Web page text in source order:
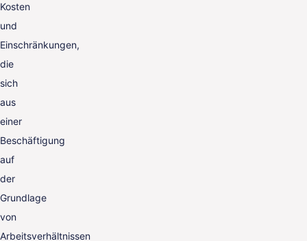
Kosten
und
Einschränkungen,
die
sich
aus
einer
Beschäftigung
auf
der
Grundlage
von
Arbeitsverhältnissen